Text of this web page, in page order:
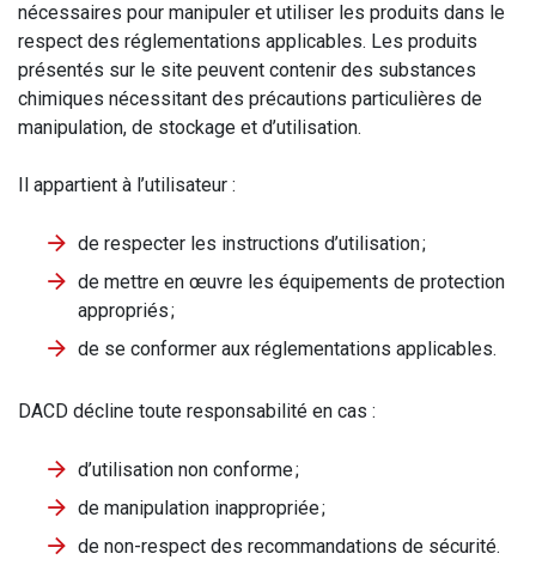
nécessaires pour manipuler et utiliser les produits dans le
respect des réglementations applicables. Les produits
présentés sur le site peuvent contenir des substances
chimiques nécessitant des précautions particulières de
manipulation, de stockage et d’utilisation.
Il appartient à l’utilisateur :
de respecter les instructions d’utilisation ;
de mettre en œuvre les équipements de protection
appropriés ;
de se conformer aux réglementations applicables.
DACD décline toute responsabilité en cas :
d’utilisation non conforme ;
de manipulation inappropriée ;
de non-respect des recommandations de sécurité.